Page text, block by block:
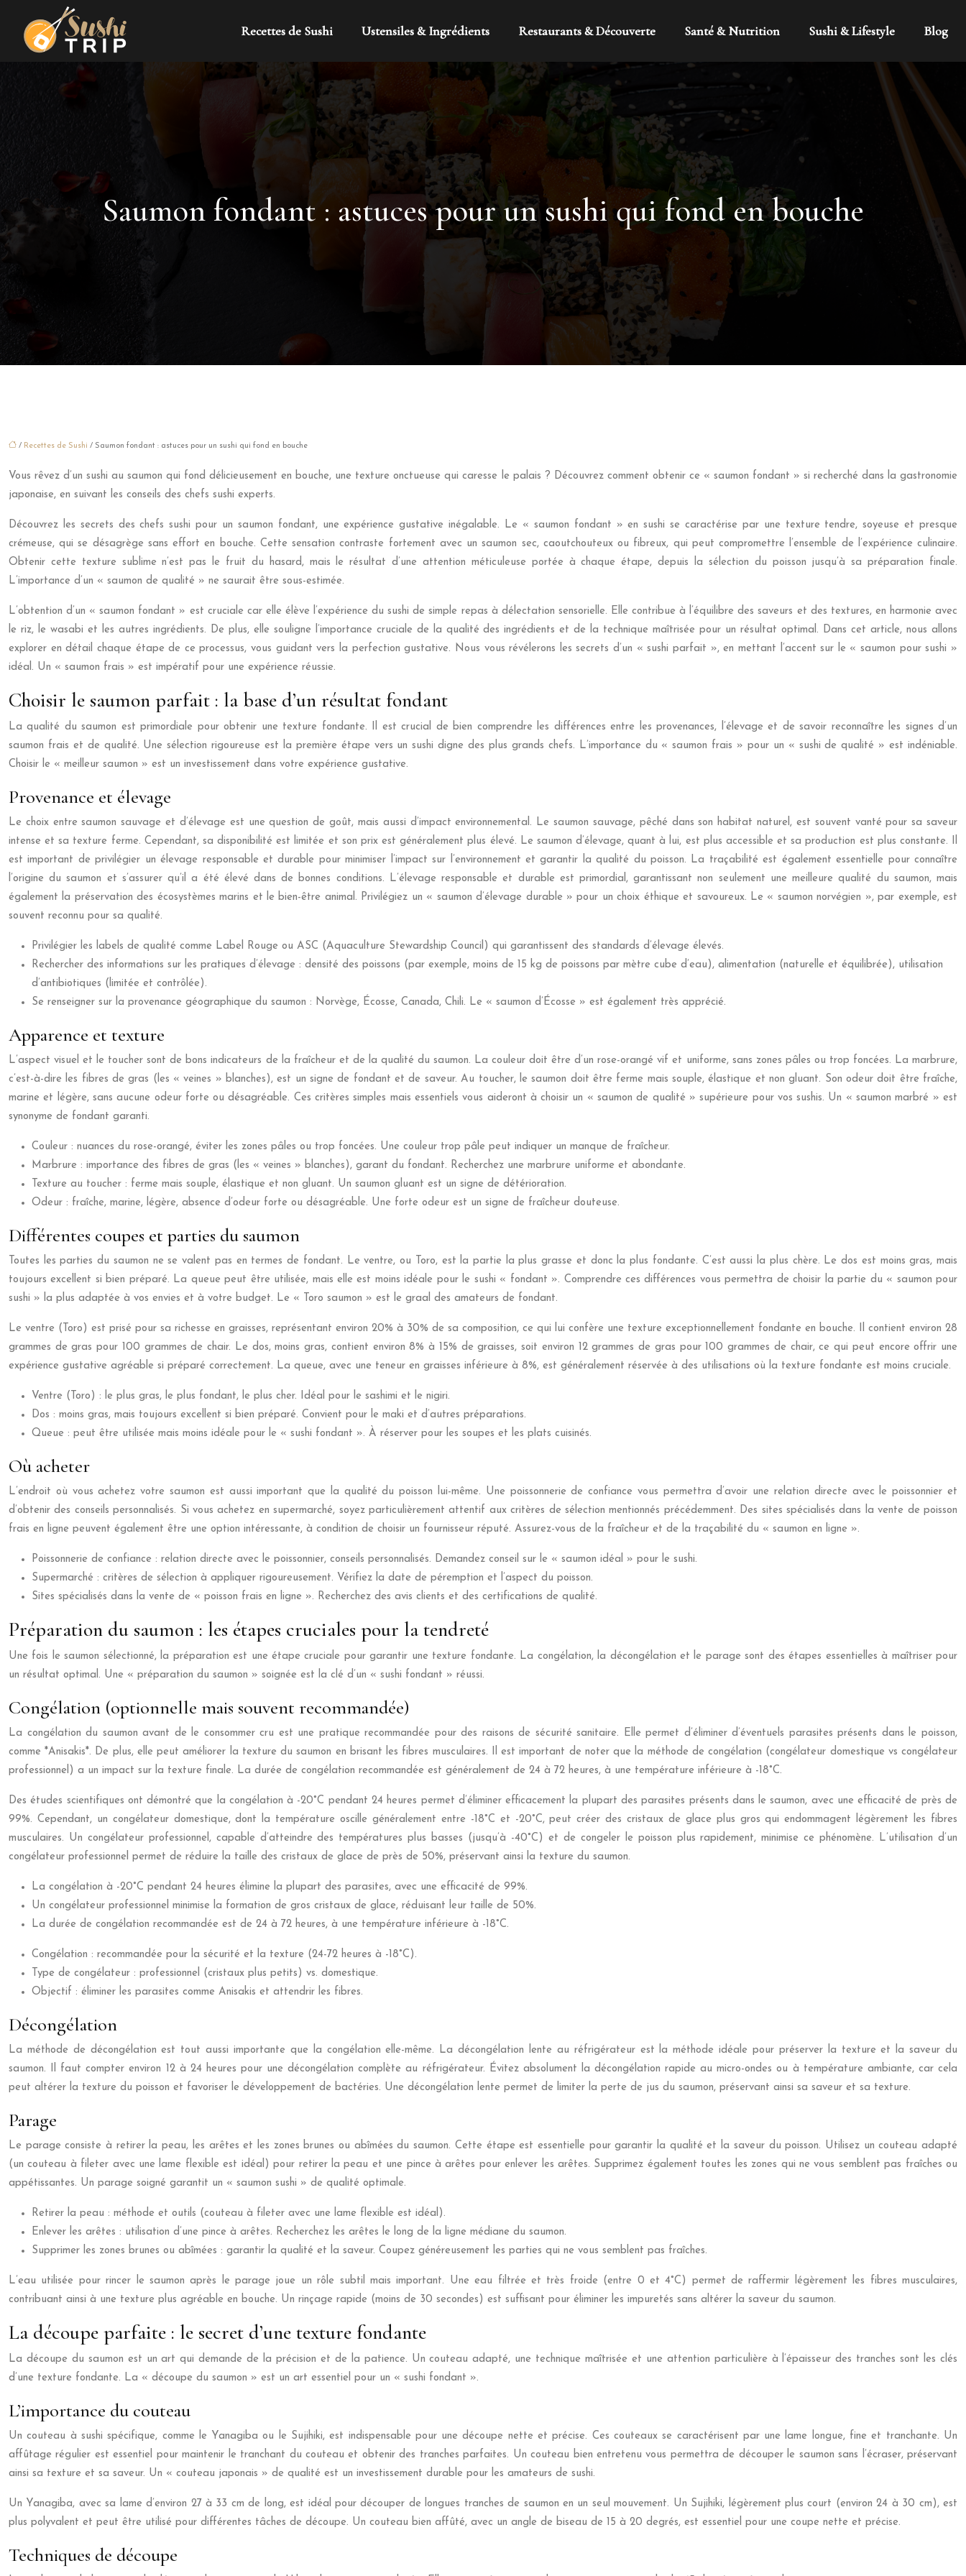
Recettes de Sushi Ustensiles & Ingrédients Restaurants & Découverte Santé & Nutrition Sushi & Lifestyle Blog
Saumon fondant : astuces pour un sushi qui fond en bouche
/ Recettes de Sushi / Saumon fondant : astuces pour un sushi qui fond en bouche
Vous rêvez d’un sushi au saumon qui fond délicieusement en bouche, une texture onctueuse qui caresse le palais ? Découvrez comment obtenir ce « saumon fondant » si recherché dans la gastronomie
japonaise, en suivant les conseils des chefs sushi experts.
Découvrez les secrets des chefs sushi pour un saumon fondant, une expérience gustative inégalable. Le « saumon fondant » en sushi se caractérise par une texture tendre, soyeuse et presque
crémeuse, qui se désagrège sans effort en bouche. Cette sensation contraste fortement avec un saumon sec, caoutchouteux ou fibreux, qui peut compromettre l’ensemble de l’expérience culinaire.
Obtenir cette texture sublime n’est pas le fruit du hasard, mais le résultat d’une attention méticuleuse portée à chaque étape, depuis la sélection du poisson jusqu’à sa préparation finale.
L’importance d’un « saumon de qualité » ne saurait être sous-estimée.
L’obtention d’un « saumon fondant » est cruciale car elle élève l’expérience du sushi de simple repas à délectation sensorielle. Elle contribue à l’équilibre des saveurs et des textures, en harmonie avec
le riz, le wasabi et les autres ingrédients. De plus, elle souligne l’importance cruciale de la qualité des ingrédients et de la technique maîtrisée pour un résultat optimal. Dans cet article, nous allons
explorer en détail chaque étape de ce processus, vous guidant vers la perfection gustative. Nous vous révélerons les secrets d’un « sushi parfait », en mettant l’accent sur le « saumon pour sushi »
idéal. Un « saumon frais » est impératif pour une expérience réussie.
Choisir le saumon parfait : la base d’un résultat fondant
La qualité du saumon est primordiale pour obtenir une texture fondante. Il est crucial de bien comprendre les différences entre les provenances, l’élevage et de savoir reconnaître les signes d’un
saumon frais et de qualité. Une sélection rigoureuse est la première étape vers un sushi digne des plus grands chefs. L’importance du « saumon frais » pour un « sushi de qualité » est indéniable.
Choisir le « meilleur saumon » est un investissement dans votre expérience gustative.
Provenance et élevage
Le choix entre saumon sauvage et d’élevage est une question de goût, mais aussi d’impact environnemental. Le saumon sauvage, pêché dans son habitat naturel, est souvent vanté pour sa saveur
intense et sa texture ferme. Cependant, sa disponibilité est limitée et son prix est généralement plus élevé. Le saumon d’élevage, quant à lui, est plus accessible et sa production est plus constante. Il
est important de privilégier un élevage responsable et durable pour minimiser l’impact sur l’environnement et garantir la qualité du poisson. La traçabilité est également essentielle pour connaître
l’origine du saumon et s’assurer qu’il a été élevé dans de bonnes conditions. L’élevage responsable et durable est primordial, garantissant non seulement une meilleure qualité du saumon, mais
également la préservation des écosystèmes marins et le bien-être animal. Privilégiez un « saumon d’élevage durable » pour un choix éthique et savoureux. Le « saumon norvégien », par exemple, est
souvent reconnu pour sa qualité.
Privilégier les labels de qualité comme Label Rouge ou ASC (Aquaculture Stewardship Council) qui garantissent des standards d’élevage élevés.
Rechercher des informations sur les pratiques d’élevage : densité des poissons (par exemple, moins de 15 kg de poissons par mètre cube d’eau), alimentation (naturelle et équilibrée), utilisation
d’antibiotiques (limitée et contrôlée).
Se renseigner sur la provenance géographique du saumon : Norvège, Écosse, Canada, Chili. Le « saumon d’Écosse » est également très apprécié.
Apparence et texture
L’aspect visuel et le toucher sont de bons indicateurs de la fraîcheur et de la qualité du saumon. La couleur doit être d’un rose-orangé vif et uniforme, sans zones pâles ou trop foncées. La marbrure,
c’est-à-dire les fibres de gras (les « veines » blanches), est un signe de fondant et de saveur. Au toucher, le saumon doit être ferme mais souple, élastique et non gluant. Son odeur doit être fraîche,
marine et légère, sans aucune odeur forte ou désagréable. Ces critères simples mais essentiels vous aideront à choisir un « saumon de qualité » supérieure pour vos sushis. Un « saumon marbré » est
synonyme de fondant garanti.
Couleur : nuances du rose-orangé, éviter les zones pâles ou trop foncées. Une couleur trop pâle peut indiquer un manque de fraîcheur.
Marbrure : importance des fibres de gras (les « veines » blanches), garant du fondant. Recherchez une marbrure uniforme et abondante.
Texture au toucher : ferme mais souple, élastique et non gluant. Un saumon gluant est un signe de détérioration.
Odeur : fraîche, marine, légère, absence d’odeur forte ou désagréable. Une forte odeur est un signe de fraîcheur douteuse.
Différentes coupes et parties du saumon
Toutes les parties du saumon ne se valent pas en termes de fondant. Le ventre, ou Toro, est la partie la plus grasse et donc la plus fondante. C’est aussi la plus chère. Le dos est moins gras, mais
toujours excellent si bien préparé. La queue peut être utilisée, mais elle est moins idéale pour le sushi « fondant ». Comprendre ces différences vous permettra de choisir la partie du « saumon pour
sushi » la plus adaptée à vos envies et à votre budget. Le « Toro saumon » est le graal des amateurs de fondant.
Le ventre (Toro) est prisé pour sa richesse en graisses, représentant environ 20% à 30% de sa composition, ce qui lui confère une texture exceptionnellement fondante en bouche. Il contient environ 28
grammes de gras pour 100 grammes de chair. Le dos, moins gras, contient environ 8% à 15% de graisses, soit environ 12 grammes de gras pour 100 grammes de chair, ce qui peut encore offrir une
expérience gustative agréable si préparé correctement. La queue, avec une teneur en graisses inférieure à 8%, est généralement réservée à des utilisations où la texture fondante est moins cruciale.
Ventre (Toro) : le plus gras, le plus fondant, le plus cher. Idéal pour le sashimi et le nigiri.
Dos : moins gras, mais toujours excellent si bien préparé. Convient pour le maki et d’autres préparations.
Queue : peut être utilisée mais moins idéale pour le « sushi fondant ». À réserver pour les soupes et les plats cuisinés.
Où acheter
L’endroit où vous achetez votre saumon est aussi important que la qualité du poisson lui-même. Une poissonnerie de confiance vous permettra d’avoir une relation directe avec le poissonnier et
d’obtenir des conseils personnalisés. Si vous achetez en supermarché, soyez particulièrement attentif aux critères de sélection mentionnés précédemment. Des sites spécialisés dans la vente de poisson
frais en ligne peuvent également être une option intéressante, à condition de choisir un fournisseur réputé. Assurez-vous de la fraîcheur et de la traçabilité du « saumon en ligne ».
Poissonnerie de confiance : relation directe avec le poissonnier, conseils personnalisés. Demandez conseil sur le « saumon idéal » pour le sushi.
Supermarché : critères de sélection à appliquer rigoureusement. Vérifiez la date de péremption et l’aspect du poisson.
Sites spécialisés dans la vente de « poisson frais en ligne ». Recherchez des avis clients et des certifications de qualité.
Préparation du saumon : les étapes cruciales pour la tendreté
Une fois le saumon sélectionné, la préparation est une étape cruciale pour garantir une texture fondante. La congélation, la décongélation et le parage sont des étapes essentielles à maîtriser pour
un résultat optimal. Une « préparation du saumon » soignée est la clé d’un « sushi fondant » réussi.
Congélation (optionnelle mais souvent recommandée)
La congélation du saumon avant de le consommer cru est une pratique recommandée pour des raisons de sécurité sanitaire. Elle permet d’éliminer d’éventuels parasites présents dans le poisson,
comme *Anisakis*. De plus, elle peut améliorer la texture du saumon en brisant les fibres musculaires. Il est important de noter que la méthode de congélation (congélateur domestique vs congélateur
professionnel) a un impact sur la texture finale. La durée de congélation recommandée est généralement de 24 à 72 heures, à une température inférieure à -18°C.
Des études scientifiques ont démontré que la congélation à -20°C pendant 24 heures permet d’éliminer efficacement la plupart des parasites présents dans le saumon, avec une efficacité de près de
99%. Cependant, un congélateur domestique, dont la température oscille généralement entre -18°C et -20°C, peut créer des cristaux de glace plus gros qui endommagent légèrement les fibres
musculaires. Un congélateur professionnel, capable d’atteindre des températures plus basses (jusqu’à -40°C) et de congeler le poisson plus rapidement, minimise ce phénomène. L’utilisation d’un
congélateur professionnel permet de réduire la taille des cristaux de glace de près de 50%, préservant ainsi la texture du saumon.
La congélation à -20°C pendant 24 heures élimine la plupart des parasites, avec une efficacité de 99%.
Un congélateur professionnel minimise la formation de gros cristaux de glace, réduisant leur taille de 50%.
La durée de congélation recommandée est de 24 à 72 heures, à une température inférieure à -18°C.
Congélation : recommandée pour la sécurité et la texture (24-72 heures à -18°C).
Type de congélateur : professionnel (cristaux plus petits) vs. domestique.
Objectif : éliminer les parasites comme Anisakis et attendrir les fibres.
Décongélation
La méthode de décongélation est tout aussi importante que la congélation elle-même. La décongélation lente au réfrigérateur est la méthode idéale pour préserver la texture et la saveur du
saumon. Il faut compter environ 12 à 24 heures pour une décongélation complète au réfrigérateur. Évitez absolument la décongélation rapide au micro-ondes ou à température ambiante, car cela
peut altérer la texture du poisson et favoriser le développement de bactéries. Une décongélation lente permet de limiter la perte de jus du saumon, préservant ainsi sa saveur et sa texture.
Parage
Le parage consiste à retirer la peau, les arêtes et les zones brunes ou abîmées du saumon. Cette étape est essentielle pour garantir la qualité et la saveur du poisson. Utilisez un couteau adapté
(un couteau à fileter avec une lame flexible est idéal) pour retirer la peau et une pince à arêtes pour enlever les arêtes. Supprimez également toutes les zones qui ne vous semblent pas fraîches ou
appétissantes. Un parage soigné garantit un « saumon sushi » de qualité optimale.
Retirer la peau : méthode et outils (couteau à fileter avec une lame flexible est idéal).
Enlever les arêtes : utilisation d’une pince à arêtes. Recherchez les arêtes le long de la ligne médiane du saumon.
Supprimer les zones brunes ou abîmées : garantir la qualité et la saveur. Coupez généreusement les parties qui ne vous semblent pas fraîches.
L’eau utilisée pour rincer le saumon après le parage joue un rôle subtil mais important. Une eau filtrée et très froide (entre 0 et 4°C) permet de raffermir légèrement les fibres musculaires,
contribuant ainsi à une texture plus agréable en bouche. Un rinçage rapide (moins de 30 secondes) est suffisant pour éliminer les impuretés sans altérer la saveur du saumon.
La découpe parfaite : le secret d’une texture fondante
La découpe du saumon est un art qui demande de la précision et de la patience. Un couteau adapté, une technique maîtrisée et une attention particulière à l’épaisseur des tranches sont les clés
d’une texture fondante. La « découpe du saumon » est un art essentiel pour un « sushi fondant ».
L’importance du couteau
Un couteau à sushi spécifique, comme le Yanagiba ou le Sujihiki, est indispensable pour une découpe nette et précise. Ces couteaux se caractérisent par une lame longue, fine et tranchante. Un
affûtage régulier est essentiel pour maintenir le tranchant du couteau et obtenir des tranches parfaites. Un couteau bien entretenu vous permettra de découper le saumon sans l’écraser, préservant
ainsi sa texture et sa saveur. Un « couteau japonais » de qualité est un investissement durable pour les amateurs de sushi.
Un Yanagiba, avec sa lame d’environ 27 à 33 cm de long, est idéal pour découper de longues tranches de saumon en un seul mouvement. Un Sujihiki, légèrement plus court (environ 24 à 30 cm), est
plus polyvalent et peut être utilisé pour différentes tâches de découpe. Un couteau bien affûté, avec un angle de biseau de 15 à 20 degrés, est essentiel pour une coupe nette et précise.
Techniques de découpe